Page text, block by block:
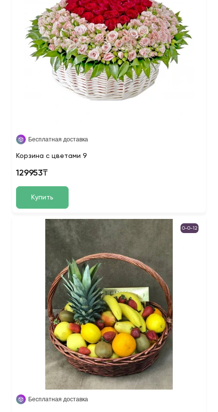
Бесплатная доставка
Корзина с цветами 9
129953₸
Купить
0-0-12
Бесплатная доставка